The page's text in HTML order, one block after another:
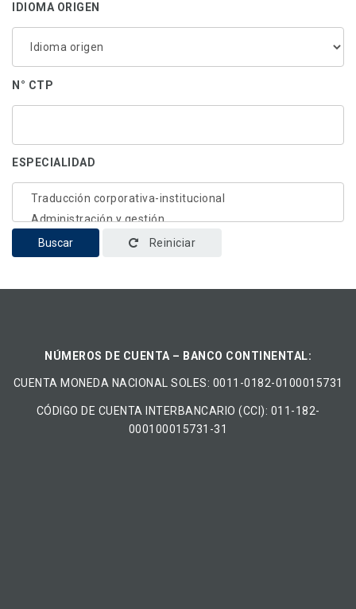
IDIOMA ORIGEN
N° CTP
ESPECIALIDAD
Buscar Reiniciar
NÚMEROS DE CUENTA – BANCO CONTINENTAL:
CUENTA MONEDA NACIONAL​ ​SOLES​: 0011-0182-0100015731
CÓDIGO DE CUENTA INTERBANCARIO (CCI): 011-182-
000100015731-31